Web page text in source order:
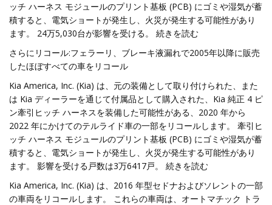
ッチ ハーネス モジュールのプリント基板 (PCB) にゴミや湿気が蓄
積すると、電気ショートが発生し、火災が発生する可能性があり
ます。 24万5,030台が影響を受ける。 続きを読む
さらにリコール:フェラーリ、ブレーキ液漏れで2005年以降に販売
したほぼすべての車をリコール
Kia America, Inc. (Kia) は、元の装備として取り付けられた、また
は Kia ディーラーを通じて付属品として購入された、Kia 純正 4 ピ
ン牽引ヒッチ ハーネスを装備した可能性がある、2020 年から
2022 年にかけてのテルライド車の一部をリコールします。 牽引ヒ
ッチ ハーネス モジュールのプリント基板 (PCB) にゴミや湿気が蓄
積すると、電気ショートが発生し、火災が発生する可能性があり
ます。 影響を受ける戸数は3万6417戸。 続きを読む
Kia America, Inc. (Kia) は、2016 年型セドナおよびソレントの一部
の車両をリコールします。 これらの車両は、オートマチック トラ